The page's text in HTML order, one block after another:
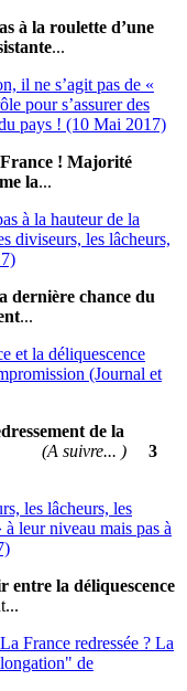
à la roulette d’une
...
il ne s’agit pas de «
pour s’assurer des
pays ! (10 Mai 2017)
! Majorité
la...
à la hauteur de la
diviseurs, les lâcheurs,
dernière chance du
...
et la déliquescence
(Journal et
de la
(A suivre... )
3
les lâcheurs, les
leur niveau mais pas à
la déliquescence
France redressée ? La
de